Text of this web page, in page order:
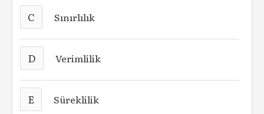
C Sınırlılık
D Verimlilik
E Süreklilik